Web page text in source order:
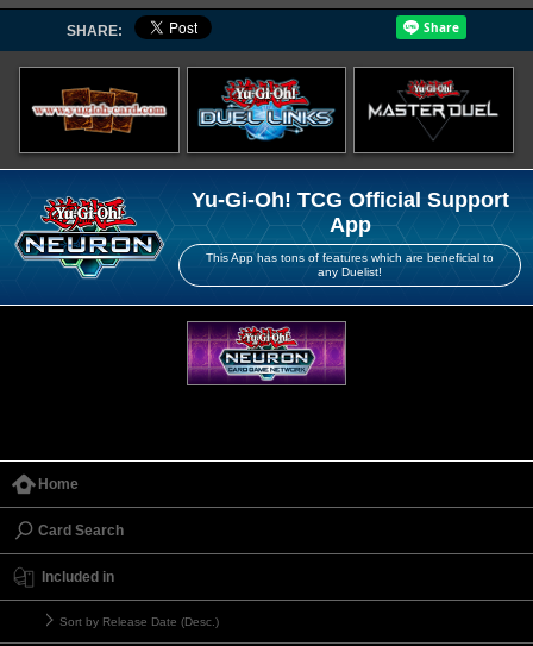
SHARE:
Yu-Gi-Oh! TCG Official Support
App
This App has tons of features which are beneficial to
any Duelist!
Home
Card Search
Included in
Sort by Release Date (Desc.)